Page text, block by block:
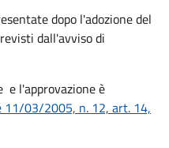
dopo l'adozione del
dall'avviso di
e l'approvazione è
11/03/2005, n. 12, art. 14,